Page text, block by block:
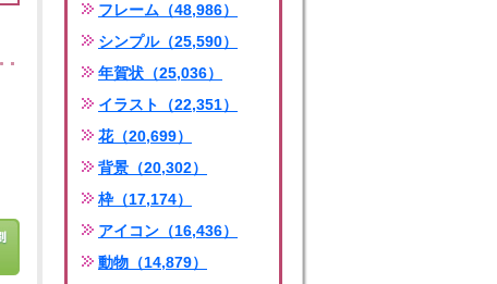
フレーム（48,986）
シンプル（25,590）
年賀状（25,036）
イラスト（22,351）
花（20,699）
背景（20,302）
枠（17,174）
アイコン（16,436）
動物（14,879）